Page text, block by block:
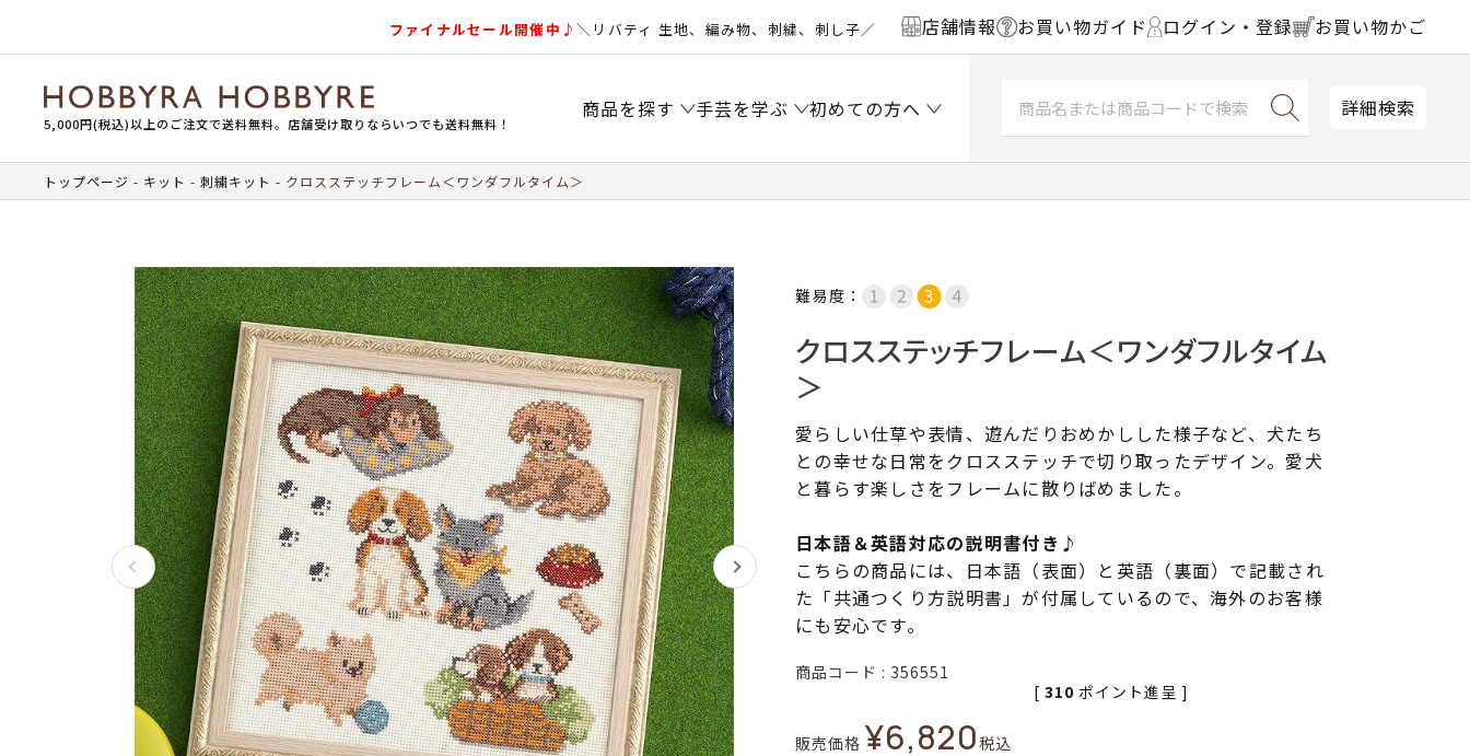
ファイナルセール開催中♪＼リバティ 生地、編み物、刺繍、刺し子／ 店舗情報 お買い物ガイド ログイン・登録 お買い物かご
5,000円(税込)以上のご注文で送料無料。店舗受け取りならいつでも送料無料！
商品を探す 手芸を学ぶ 初めての方へ 詳細検索
トップページ キット 刺繍キット クロスステッチフレーム＜ワンダフルタイム＞
難易度：
クロスステッチフレーム＜ワンダフルタイム
＞
愛らしい仕草や表情、遊んだりおめかしした様子など、犬たち
との幸せな日常をクロスステッチで切り取ったデザイン。愛犬
と暮らす楽しさをフレームに散りばめました。
日本語＆英語対応の説明書付き♪
こちらの商品には、日本語（表面）と英語（裏面）で記載され
た「共通つくり方説明書」が付属しているので、海外のお客様
にも安心です。
商品コード 356551
販売価格 ¥6,820税込
[ 310 ポイント進呈 ]